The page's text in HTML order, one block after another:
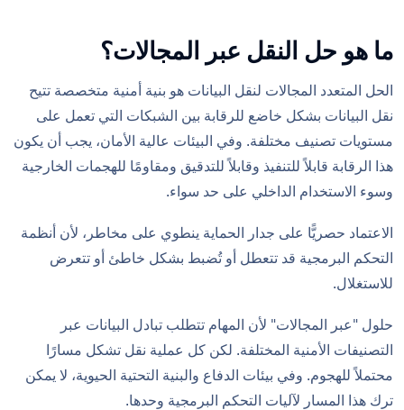
ما هو حل النقل عبر المجالات؟
الحل المتعدد المجالات لنقل البيانات هو بنية أمنية متخصصة تتيح
نقل البيانات بشكل خاضع للرقابة بين الشبكات التي تعمل على
مستويات تصنيف مختلفة. وفي البيئات عالية الأمان، يجب أن يكون
هذا الرقابة قابلاً للتنفيذ وقابلاً للتدقيق ومقاومًا للهجمات الخارجية
وسوء الاستخدام الداخلي على حد سواء.
الاعتماد حصريًّا على جدار الحماية ينطوي على مخاطر، لأن أنظمة
التحكم البرمجية قد تتعطل أو تُضبط بشكل خاطئ أو تتعرض
للاستغلال.
حلول "عبر المجالات" لأن المهام تتطلب تبادل البيانات عبر
التصنيفات الأمنية المختلفة. لكن كل عملية نقل تشكل مسارًا
محتملاً للهجوم. وفي بيئات الدفاع والبنية التحتية الحيوية، لا يمكن
ترك هذا المسار لآليات التحكم البرمجية وحدها.